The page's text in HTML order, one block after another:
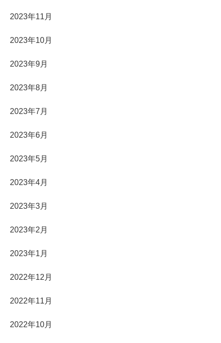
2023年11月
2023年10月
2023年9月
2023年8月
2023年7月
2023年6月
2023年5月
2023年4月
2023年3月
2023年2月
2023年1月
2022年12月
2022年11月
2022年10月